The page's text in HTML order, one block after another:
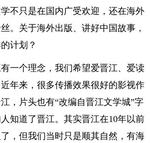
只是在国内广受欢迎，还在海外
。关于海外出版、讲好中国故事，
计划？
个理念，我们希望爱晋江、爱读
年来，很多传播效果很好的影视作
，片头也有“改编自晋江文学城”字
知道了晋江。其实晋江在10年以前
，但我们当时只是顺其自然，有海